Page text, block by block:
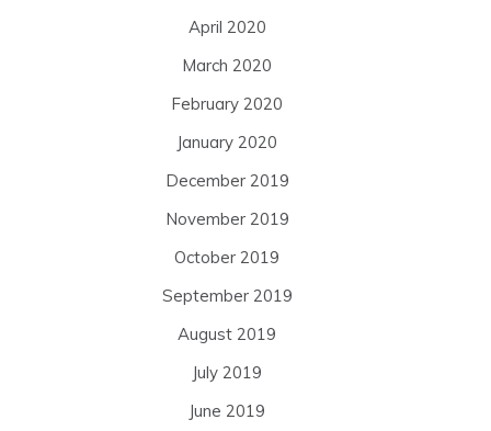
April 2020
March 2020
February 2020
January 2020
December 2019
November 2019
October 2019
September 2019
August 2019
July 2019
June 2019